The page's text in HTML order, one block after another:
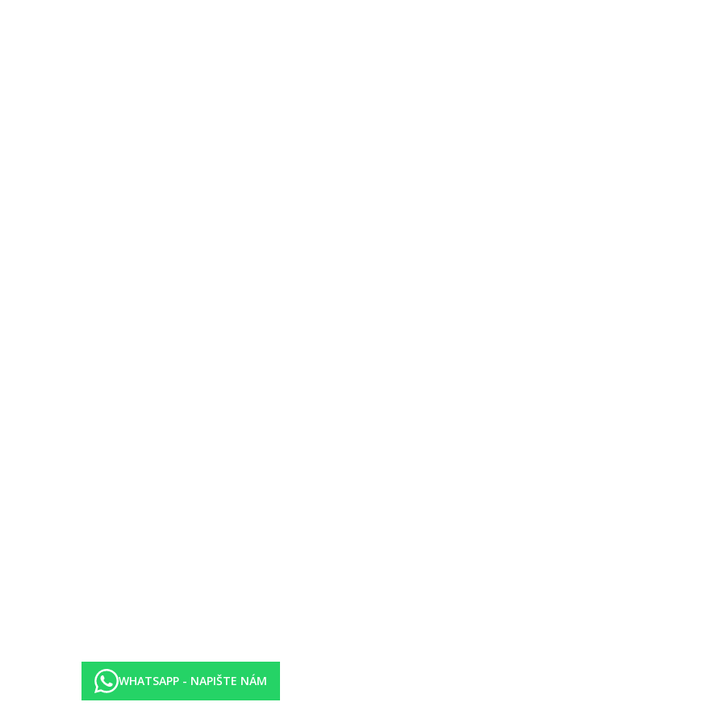
suvenýry, čistírna, konferenční sály. Venku bazén, bar u bazénu, terasa s lehátky, slunečníky a osuškami zdarma. Pro klienty se službou
slunečníky (pouze pro dospělé).
uvedené vybavení)
druhy procedur. WHATSAPP - NAPIŠTE NÁM